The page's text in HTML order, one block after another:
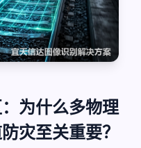
为什么多物理
灾至关重要？